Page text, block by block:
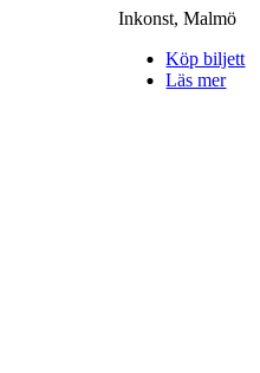
Inkonst,Malmö
Köp biljett
Läs mer